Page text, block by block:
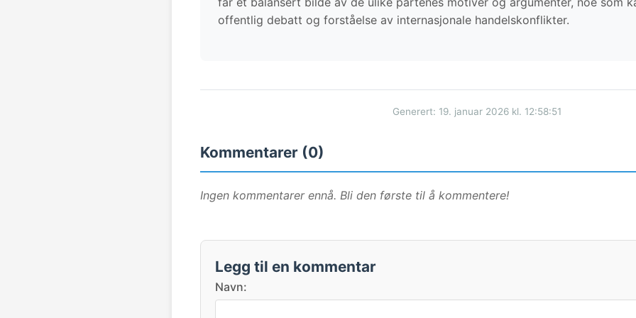
offentlig debatt og forståelse av internasjonale handelskonflikter.
Generert: 19. januar 2026 kl. 12:58:51
Kommentarer (0)
Ingen kommentarer ennå. Bli den første til å kommentere!
Legg til en kommentar
Navn: